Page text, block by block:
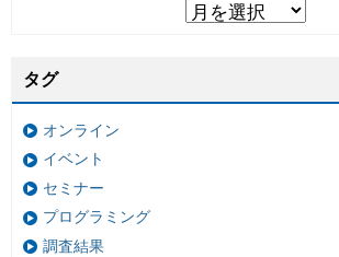
タグ
オンライン
イベント
セミナー
プログラミング
調査結果